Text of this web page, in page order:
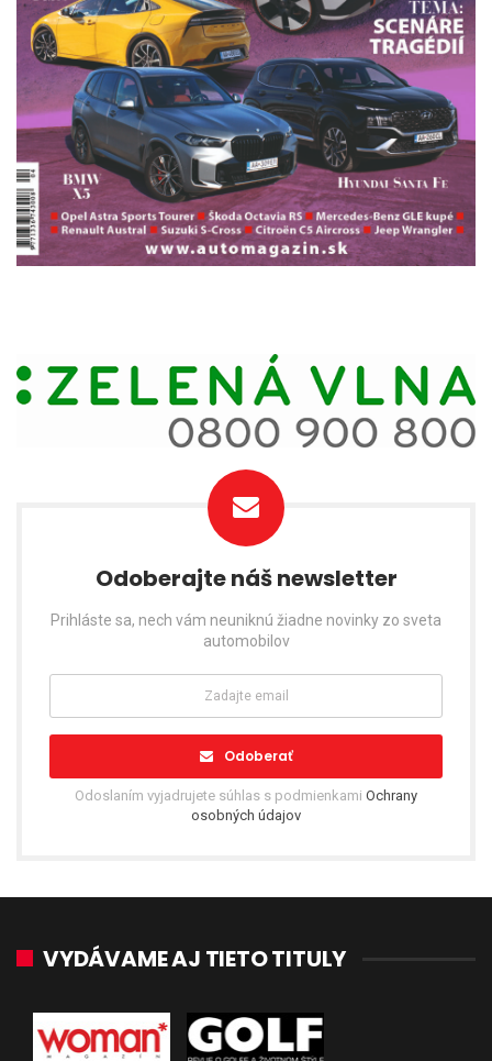
Odoberajte náš newsletter
Prihláste sa, nech vám neuniknú žiadne novinky zo sveta
automobilov
Odoberať
Odoslaním vyjadrujete súhlas s podmienkami Ochrany
osobných údajov
VYDÁVAME AJ TIETO TITULY